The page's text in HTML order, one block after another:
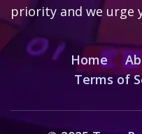
priority and we urge
Home
Terms of